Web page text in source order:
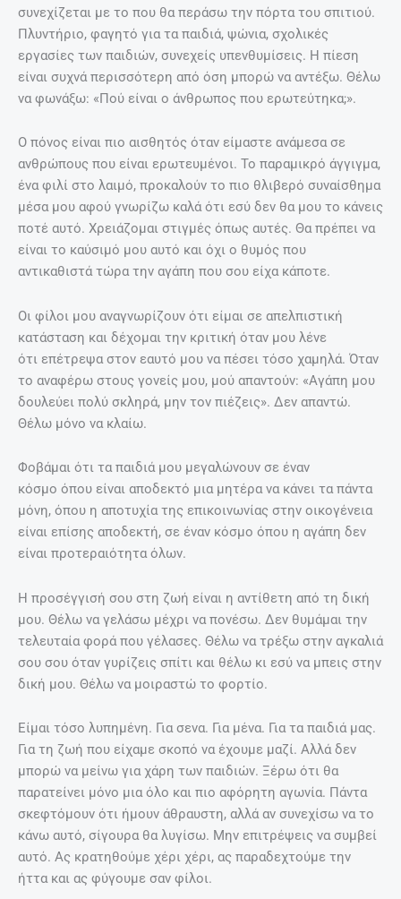
συνεχίζεται με το που θα περάσω την πόρτα του σπιτιού.
Πλυντήριο, φαγητό για τα παιδιά, ψώνια, σχολικές
εργασίες των παιδιών, συνεχείς υπενθυμίσεις. Η πίεση
είναι συχνά περισσότερη από όση μπορώ να αντέξω. Θέλω
να φωνάξω: «Πού είναι ο άνθρωπος που ερωτεύτηκα;».
Ο πόνος είναι πιο αισθητός όταν είμαστε ανάμεσα σε
ανθρώπους που είναι ερωτευμένοι. Το παραμικρό άγγιγμα,
ένα φιλί στο λαιμό, προκαλούν το πιο θλιβερό συναίσθημα
μέσα μου αφού γνωρίζω καλά ότι εσύ δεν θα μου το κάνεις
ποτέ αυτό. Χρειάζομαι στιγμές όπως αυτές. Θα πρέπει να
είναι το καύσιμό μου αυτό και όχι ο θυμός που
αντικαθιστά τώρα την αγάπη που σου είχα κάποτε.
Οι φίλοι μου αναγνωρίζουν ότι είμαι σε απελπιστική
κατάσταση και δέχομαι την κριτική όταν μου λένε
ότι επέτρεψα στον εαυτό μου να πέσει τόσο χαμηλά. Όταν
το αναφέρω στους γονείς μου, μού απαντούν: «Αγάπη μου
δουλεύει πολύ σκληρά, μην τον πιέζεις». Δεν απαντώ.
Θέλω μόνο να κλαίω.
Φοβάμαι ότι τα παιδιά μου μεγαλώνουν σε έναν
κόσμο όπου είναι αποδεκτό μια μητέρα να κάνει τα πάντα
μόνη, όπου η αποτυχία της επικοινωνίας στην οικογένεια
είναι επίσης αποδεκτή, σε έναν κόσμο όπου η αγάπη δεν
είναι προτεραιότητα όλων.
Η προσέγγισή σου στη ζωή είναι η αντίθετη από τη δική
μου. Θέλω να γελάσω μέχρι να πονέσω. Δεν θυμάμαι την
τελευταία φορά που γέλασες. Θέλω να τρέξω στην αγκαλιά
σου σου όταν γυρίζεις σπίτι και θέλω κι εσύ να μπεις στην
δική μου. Θέλω να μοιραστώ το φορτίο.
Είμαι τόσο λυπημένη. Για σενα. Για μένα. Για τα παιδιά μας.
Για τη ζωή που είχαμε σκοπό να έχουμε μαζί. Αλλά δεν
μπορώ να μείνω για χάρη των παιδιών. Ξέρω ότι θα
παρατείνει μόνο μια όλο και πιο αφόρητη αγωνία. Πάντα
σκεφτόμουν ότι ήμουν άθραυστη, αλλά αν συνεχίσω να το
κάνω αυτό, σίγουρα θα λυγίσω. Μην επιτρέψεις να συμβεί
αυτό. Ας κρατηθούμε χέρι χέρι, ας παραδεχτούμε την
ήττα και ας φύγουμε σαν φίλοι.